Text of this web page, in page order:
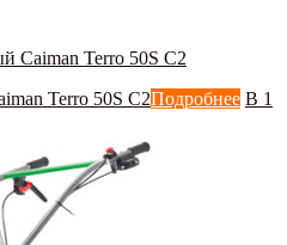
Caiman Terro 50S C2
Terro 50S C2Подробнее В 1